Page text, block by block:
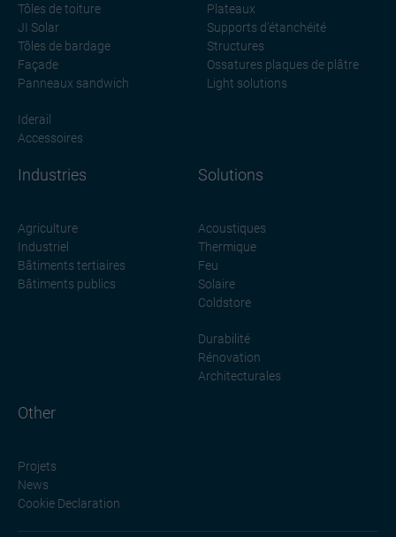
Tôles de toiture
JI Solar
Tôles de bardage
Façade
Panneaux sandwich
Plateaux
Supports d'étanchéité
Structures
Ossatures plaques de plâtre
Light solutions
Iderail
Accessoires
Industries
Agriculture
Industriel
Bâtiments tertiaires
Bâtiments publics
Solutions
Acoustiques
Thermique
Feu
Solaire
Coldstore
Durabilité
Rénovation
Architecturales
Other
Projets
News
Cookie Declaration